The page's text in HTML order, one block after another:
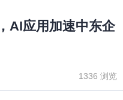
AI应用加速中东企
1336 浏览